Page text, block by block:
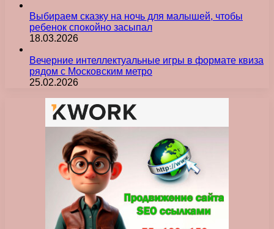
Выбираем сказку на ночь для малышей, чтобы
ребенок спокойно засыпал
18.03.2026
Вечерние интеллектуальные игры в формате квиза
рядом с Московским метро
25.02.2026